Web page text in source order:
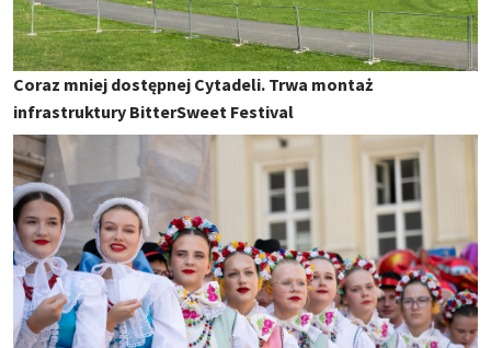
Coraz mniej dostępnej Cytadeli. Trwa montaż
infrastruktury BitterSweet Festival